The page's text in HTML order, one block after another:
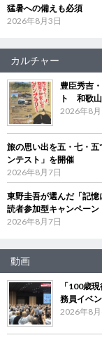
猛暑への備えも必須
2026年8月3日
カルチャー
豊臣秀吉
ト 和歌山
2026年8月
旅の思い出を五・七・
ンテスト」を開催
2026年8月7日
東野圭吾が選んだ「記
読者参加型キャンペーン
2026年8月7日
動画
「100歳
務員イベ
2026年8月